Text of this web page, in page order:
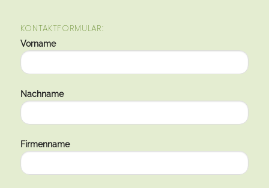
KONTAKTFORMULAR:
Vorname
Nachname
Firmenname